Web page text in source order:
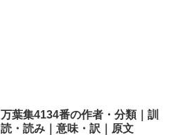
万葉集4134番の作者・分類｜訓
読・読み｜意味・訳｜原文